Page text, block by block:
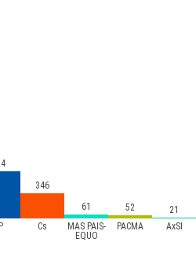
Cs
MÁS PAÍS-
EQUO
PACMA AxSÍ
346
61
52 21